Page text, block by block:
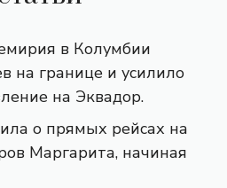
в Колумбии
на границе и усилило
на Эквадор.
о прямых рейсах на
Маргарита, начиная